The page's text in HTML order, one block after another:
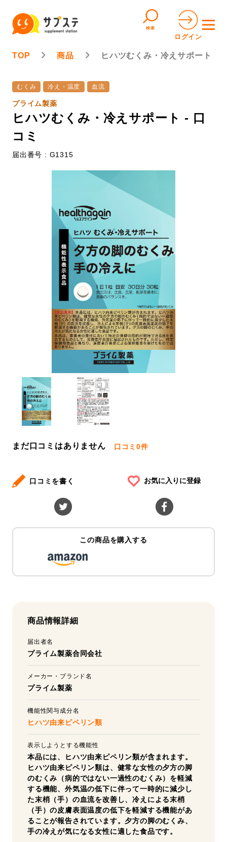
検索
ログイン
TOP 商品 ヒハツむくみ・冷えサポート
むくみ 冷え・温度 血流
プライム製薬
ヒハツむくみ・冷えサポート - 口
コミ
届出番号 : G1315
まだ口コミはありません 口コミ0件
口コミを書く お気に入りに登録
この商品を購入する
商品情報詳細
届出者名
プライム製薬合同会社
メーカー・ブランド名
プライム製薬
機能性関与成分名
ヒハツ由来ピペリン類
表示しようとする機能性
本品には、ヒハツ由来ピペリン類が含まれます。
ヒハツ由来ピペリン類は、健常な女性の夕方の脚
のむくみ（病的ではない一過性のむくみ）を軽減
する機能、外気温の低下に伴って一時的に減少し
た末梢（手）の血流を改善し、冷えによる末梢
（手）の皮膚表面温度の低下を軽減する機能があ
ることが報告されています。夕方の脚のむくみ、
手の冷えが気になる女性に適した食品です。